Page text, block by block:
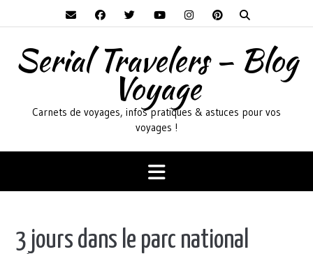
to
Serial Travelers – Blog
Voyage
Carnets de voyages, infos pratiques & astuces pour vos
voyages !
3 jours dans le parc national